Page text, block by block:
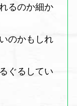
るのか細か
のかもしれ
ぐるしてい